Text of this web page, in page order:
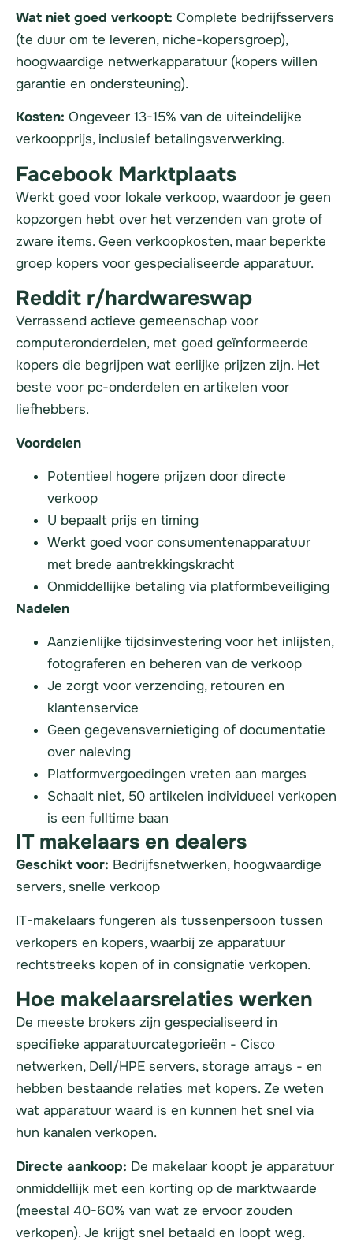
Wat niet goed verkoopt: Complete bedrijfsservers
(te duur om te leveren, niche-kopersgroep),
hoogwaardige netwerkapparatuur (kopers willen
garantie en ondersteuning).
Kosten: Ongeveer 13-15% van de uiteindelijke
verkoopprijs, inclusief betalingsverwerking.
Facebook Marktplaats
Werkt goed voor lokale verkoop, waardoor je geen
kopzorgen hebt over het verzenden van grote of
zware items. Geen verkoopkosten, maar beperkte
groep kopers voor gespecialiseerde apparatuur.
Reddit r/hardwareswap
Verrassend actieve gemeenschap voor
computeronderdelen, met goed geïnformeerde
kopers die begrijpen wat eerlijke prijzen zijn. Het
beste voor pc-onderdelen en artikelen voor
liefhebbers.
Voordelen
Potentieel hogere prijzen door directe
verkoop
U bepaalt prijs en timing
Werkt goed voor consumentenapparatuur
met brede aantrekkingskracht
Onmiddellijke betaling via platformbeveiliging
Nadelen
Aanzienlijke tijdsinvestering voor het inlijsten,
fotograferen en beheren van de verkoop
Je zorgt voor verzending, retouren en
klantenservice
Geen gegevensvernietiging of documentatie
over naleving
Platformvergoedingen vreten aan marges
Schaalt niet, 50 artikelen individueel verkopen
is een fulltime baan
IT makelaars en dealers
Geschikt voor: Bedrijfsnetwerken, hoogwaardige
servers, snelle verkoop
IT-makelaars fungeren als tussenpersoon tussen
verkopers en kopers, waarbij ze apparatuur
rechtstreeks kopen of in consignatie verkopen.
Hoe makelaarsrelaties werken
De meeste brokers zijn gespecialiseerd in
specifieke apparatuurcategorieën - Cisco
netwerken, Dell/HPE servers, storage arrays - en
hebben bestaande relaties met kopers. Ze weten
wat apparatuur waard is en kunnen het snel via
hun kanalen verkopen.
Directe aankoop: De makelaar koopt je apparatuur
onmiddellijk met een korting op de marktwaarde
(meestal 40-60% van wat ze ervoor zouden
verkopen). Je krijgt snel betaald en loopt weg.